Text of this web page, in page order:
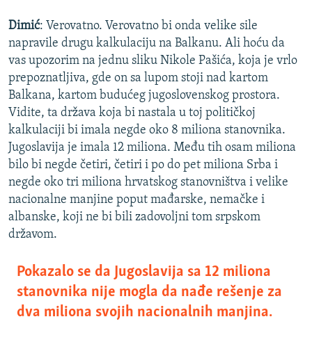
Dimić: Verovatno. Verovatno bi onda velike sile
napravile drugu kalkulaciju na Balkanu. Ali hoću da
vas upozorim na jednu sliku Nikole Pašića, koja je vrlo
prepoznatljiva, gde on sa lupom stoji nad kartom
Balkana, kartom budućeg jugoslovenskog prostora.
Vidite, ta država koja bi nastala u toj političkoj
kalkulaciji bi imala negde oko 8 miliona stanovnika.
Jugoslavija je imala 12 miliona. Među tih osam miliona
bilo bi negde četiri, četiri i po do pet miliona Srba i
negde oko tri miliona hrvatskog stanovništva i velike
nacionalne manjine poput mađarske, nemačke i
albanske, koji ne bi bili zadovoljni tom srpskom
državom.
Pokazalo se da Jugoslavija sa 12 miliona
stanovnika nije mogla da nađe rešenje za
dva miliona svojih nacionalnih manjina.